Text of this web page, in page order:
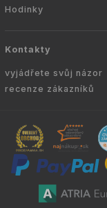
Hodinky
Kontakty
vyjádřete svůj názor
recenze zákazníků